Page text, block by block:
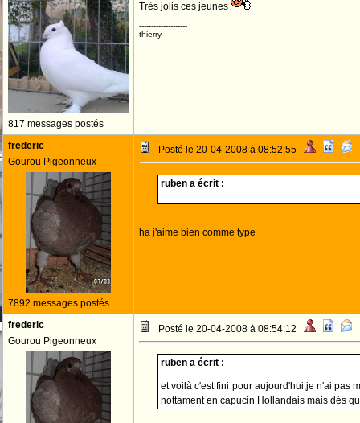
817 messages postés
Très jolis ces jeunes
--------------------
thierry
frederic
Gourou Pigeonneux
7892 messages postés
Posté le 20-04-2008 à 08:52:55
ruben a écrit :
ha j'aime bien comme type
frederic
Gourou Pigeonneux
Posté le 20-04-2008 à 08:54:12
ruben a écrit :
et voilà c'est fini pour aujourd'hui,je n'ai pas
nottament en capucin Hollandais mais dés